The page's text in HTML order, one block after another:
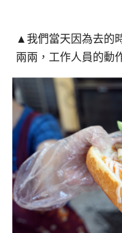
▲我們當天因為去的
兩兩，工作人員的動